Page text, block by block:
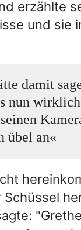
erzählte
und sie
damit
nun
übel an«